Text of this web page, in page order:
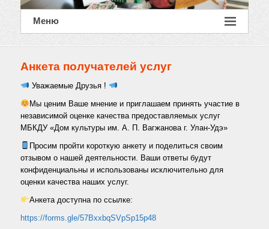
Меню
Анкета получателей услуг
Уважаемые Друзья !
Мы ценим Ваше мнение и приглашаем принять участие в
независимой оценке качества предоставляемых услуг
МБКДУ «Дом культуры им. А. П. Вагжанова г. Улан-Удэ»
Просим пройти короткую анкету и поделиться своим
отзывом о нашей деятельности. Ваши ответы будут
конфиденциальны и использованы исключительно для
оценки качества наших услуг.
Анкета доступна по ссылке:
https://forms.gle/57BxxbqSVpSp15p48